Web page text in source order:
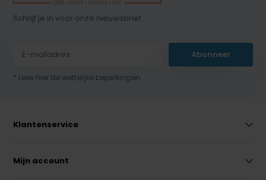
Schrijf je in voor onze nieuwsbrief:
Abonneer
* Lees hier de wettelijke beperkingen
Klantenservice
Mijn account